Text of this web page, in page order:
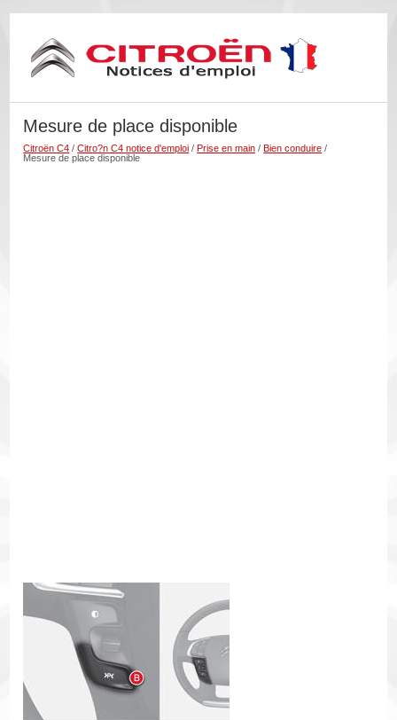
Mesure de place disponible
Citroën C4 /Citro?n C4 notice d'emploi /Prise en main /Bien conduire /
Mesure de place disponible